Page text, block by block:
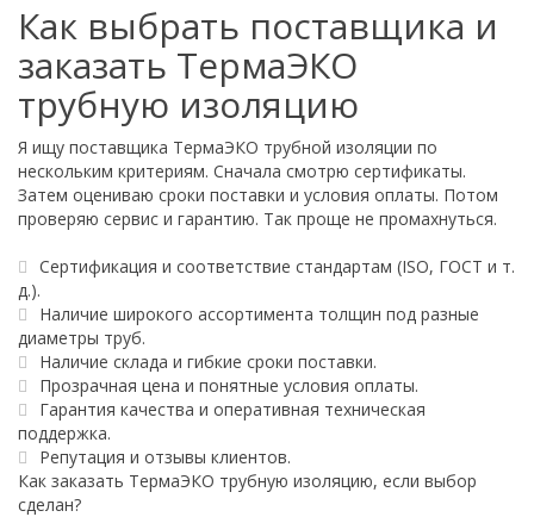
Как выбрать поставщика и
заказать ТермаЭКО
трубную изоляцию
Я ищу поставщика ТермаЭКО трубной изоляции по
нескольким критериям. Сначала смотрю сертификаты.
Затем оцениваю сроки поставки и условия оплаты. Потом
проверяю сервис и гарантию. Так проще не промахнуться.
Сертификация и соответствие стандартам (ISO, ГОСТ и т.
д.).
Наличие широкого ассортимента толщин под разные
диаметры труб.
Наличие склада и гибкие сроки поставки.
Прозрачная цена и понятные условия оплаты.
Гарантия качества и оперативная техническая
поддержка.
Репутация и отзывы клиентов.
Как заказать ТермаЭКО трубную изоляцию, если выбор
сделан?